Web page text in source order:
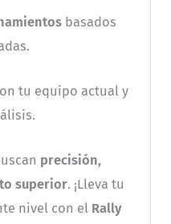
basados
tu equipo actual y
precisión,
superior. ¡Lleva tu
nivel con el Rally